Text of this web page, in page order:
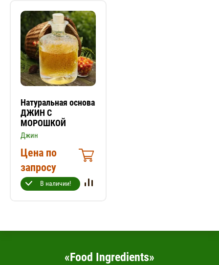
Натуральная основа
ДЖИН С
МОРОШКОЙ
Джин
Цена по
запросу
В наличии!
«Food Ingredients»